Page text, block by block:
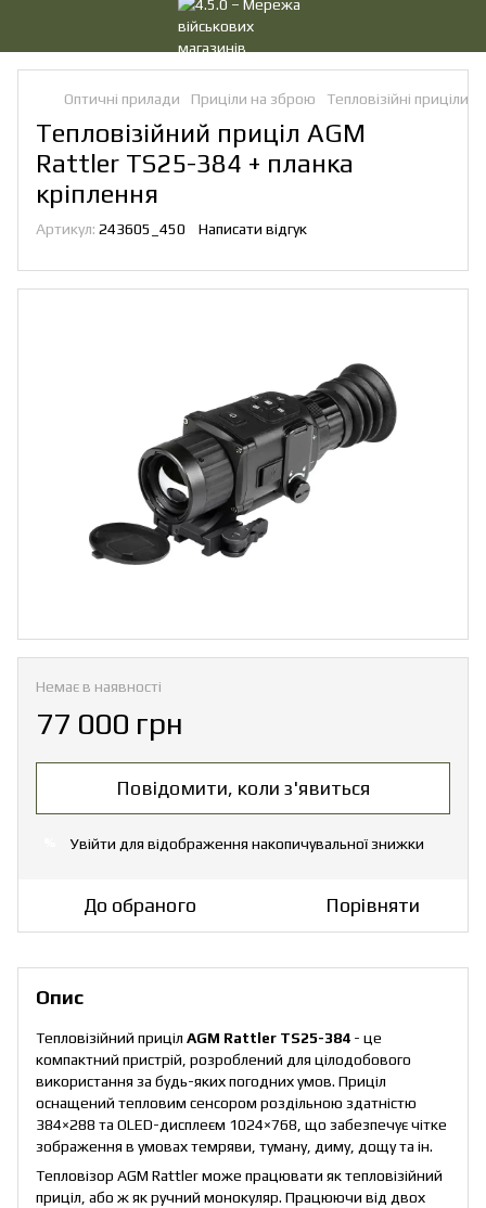
Оптичні прилади Приціли на зброю Тепловізійні приціли
Тепловізійний приціл AGM
Rattler TS25-384 + планка
кріплення
Артикул: 243605_450 Написати відгук
Немає в наявності
77 000 грн
Повідомити, коли з'явиться
Увійти для відображення накопичувальної знижки
До обраного Порівняти
Опис
Тепловізійний приціл AGM Rattler TS25-384 - це
компактний пристрій, розроблений для цілодобового
використання за будь-яких погодних умов. Приціл
оснащений тепловим сенсором роздільною здатністю
384×288 та OLED-дисплеєм 1024×768, що забезпечує чітке
зображення в умовах темряви, туману, диму, дощу та ін.
Тепловізор AGM Rattler може працювати як тепловізійний
приціл, або ж як ручний монокуляр. Працюючи від двох